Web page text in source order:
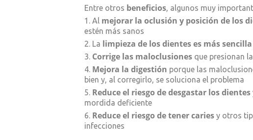
Entre otros beneficios, algunos muy
1. Al mejorar la oclusión y posición de los
estén más sanos
2. La limpieza de los dientes es más sencilla
3. Corrige las maloclusiones que presionan
4. Mejora la digestión porque las
bien y, al corregirlo, se soluciona el problema
5. Reduce el riesgo de desgastar los
mordida deficiente
6. Reduce el riesgo de tener caries y otros
infecciones